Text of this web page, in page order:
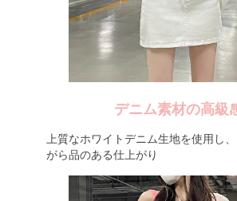
デニム素材の高級
上質なホワイトデニム生地を使用し
がら品のある仕上がり